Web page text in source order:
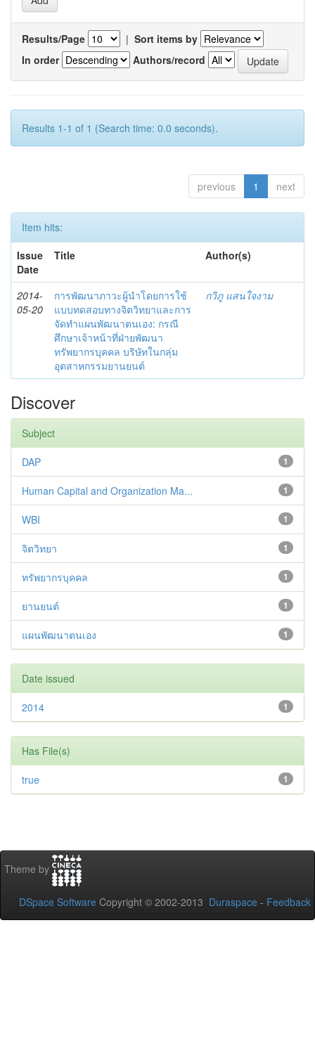
Results/Page | Sort items by
In order
Authors/record
Results 1-1 of 1 (Search time: 0.0 seconds).
previous 1 next
Item hits:
Issue
Date
Title Author(s)
2014-
05-20
การพัฒนาภาวะผู้นำโดยการใช้
แบบทดสอบทางจิตวิทยาและการ
จัดทำแผนพัฒนาตนเอง: กรณี
ศึกษาเจ้าหน้าที่ฝ่ายพัฒนา
ทรัพยากรบุคคล บริษัทในกลุ่ม
อุตสาหกรรมยานยนต์
กวิภู แสนใจงาม
Discover
Subject
1
DAP
1
Human Capital and Organization Ma...
1
WBI
1
จิตวิทยา
1
ทรัพยากรบุคคล
1
ยานยนต์
1
แผนพัฒนาตนเอง
Date issued
1
2014
Has File(s)
1
true
Theme by
DSpace Software Copyright © 2002-2013 Duraspace - Feedback